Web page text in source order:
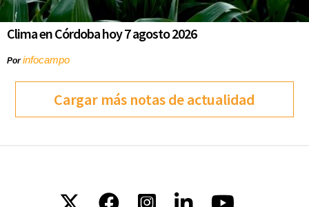
Clima en Córdoba hoy 7 agosto 2026
Porinfocampo
Cargar más notas de actualidad